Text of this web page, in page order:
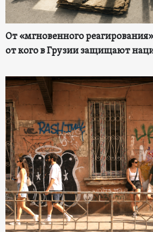
От «мгновенного
от кого в Грузии защищают